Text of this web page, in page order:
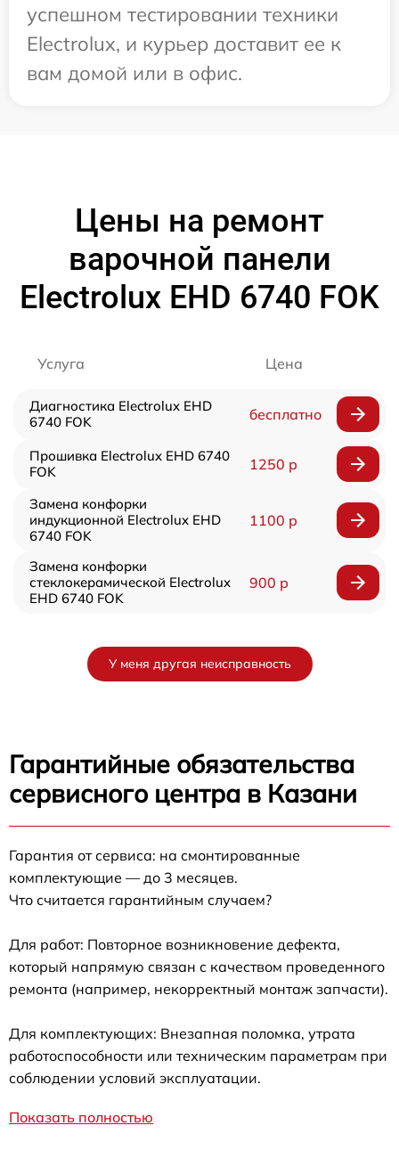
успешном тестировании техники
Electrolux, и курьер доставит ее к
вам домой или в офис.
Цены на ремонт
варочной панели
Electrolux EHD 6740 FOK
Услуга Цена
Диагностика Electrolux EHD
6740 FOK
бесплатно
Прошивка Electrolux EHD 6740
FOK
1250 р
Замена конфорки
индукционной Electrolux EHD
6740 FOK
1100 р
Замена конфорки
стеклокерамической Electrolux
EHD 6740 FOK
900 р
У меня другая неисправность
Гарантийные обязательства
сервисного центра в Казани
Гарантия от сервиса: на смонтированные
комплектующие — до 3 месяцев.
Что считается гарантийным случаем?
Для работ: Повторное возникновение дефекта,
который напрямую связан с качеством проведенного
ремонта (например, некорректный монтаж запчасти).
Для комплектующих: Внезапная поломка, утрата
работоспособности или техническим параметрам при
соблюдении условий эксплуатации.
Показать полностью